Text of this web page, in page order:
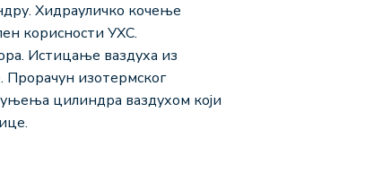
Хидрауличко кочење
корисности УХС.
Истицање ваздуха из
изотермског
цилиндра ваздухом који